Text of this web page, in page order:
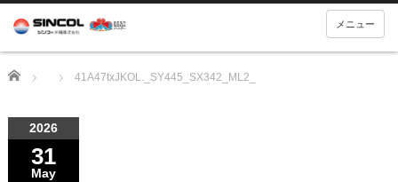
メニュー
Home 41A47txJKOL._SY445_SX342_ML2_
2026
31
May